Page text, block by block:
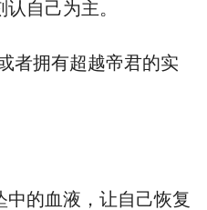
自己为主。
拥有超越帝君的实
的血液，让自己恢复